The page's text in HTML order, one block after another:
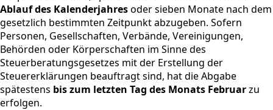
Ablauf des Kalenderjahresoder sieben Monate nach dem
gesetzlich bestimmten Zeitpunkt abzugeben. Sofern
Personen, Gesellschaften, Verbände, Vereinigungen,
Behörden oder Körperschaften im Sinne des
Steuerberatungsgesetzes mit der Erstellung der
Steuererklärungen beauftragt sind, hat die Abgabe
spätestens bis zum letzten Tag des Monats Februarzu
erfolgen.